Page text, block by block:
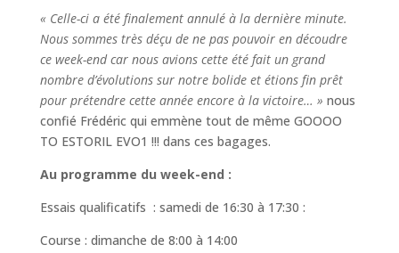
« Celle-ci a été finalement annulé à la dernière minute.
Nous sommes très déçu de ne pas pouvoir en découdre
ce week-end car nous avions cette été fait un grand
nombre d’évolutions sur notre bolide et étions fin prêt
pour prétendre cette année encore à la victoire… » nous
confié Frédéric qui emmène tout de même GOOOO
TO ESTORIL EVO1 !!! dans ces bagages.
Au programme du week-end :
Essais qualificatifs : samedi de 16:30 à 17:30 :
Course : dimanche de 8:00 à 14:00